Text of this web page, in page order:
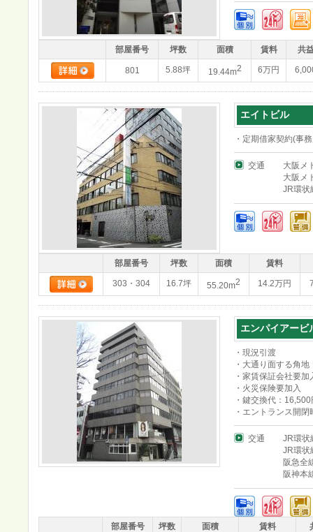
部屋番号 坪数 面積 賃料 共
801 5.88坪 19.44m2 6万円
エイトビル
・定期借家契約(事
交通
大阪メ
大阪メ
JR環状
部屋番号 坪数 面積 賃料
303・304 16.7坪 55.20m2 14.2万円
エンパイアービ
・現況引渡
・大通り面する角地
・家賃保証会社要加
・火災保険要加入
・鍵交換代：16,500
・エントランス開
交通
JR環状
JR環状
阪急全
阪神本
部屋番号 坪数 面積 賃料